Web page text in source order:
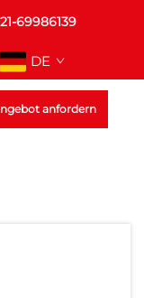
69986139
DE
anfordern